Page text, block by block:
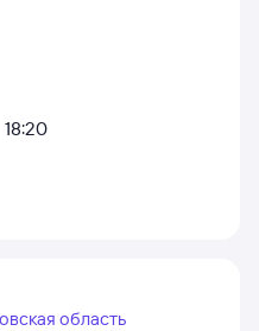
18:20
область